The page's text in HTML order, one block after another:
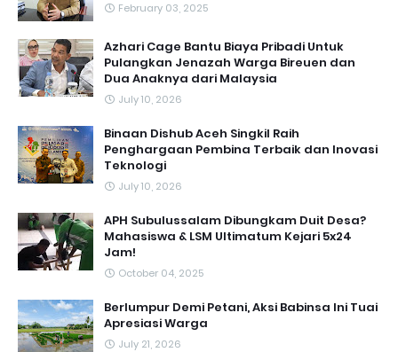
February 03, 2025
Azhari Cage Bantu Biaya Pribadi Untuk
Pulangkan Jenazah Warga Bireuen dan
Dua Anaknya dari Malaysia
July 10, 2026
Binaan Dishub Aceh Singkil Raih
Penghargaan Pembina Terbaik dan Inovasi
Teknologi
July 10, 2026
APH Subulussalam Dibungkam Duit Desa?
Mahasiswa & LSM Ultimatum Kejari 5x24
Jam!
October 04, 2025
Berlumpur Demi Petani, Aksi Babinsa Ini Tuai
Apresiasi Warga
July 21, 2026